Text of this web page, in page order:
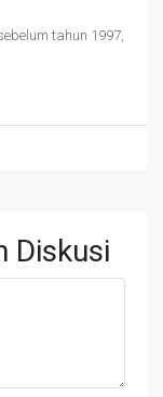
tahun 1997,
Diskusi